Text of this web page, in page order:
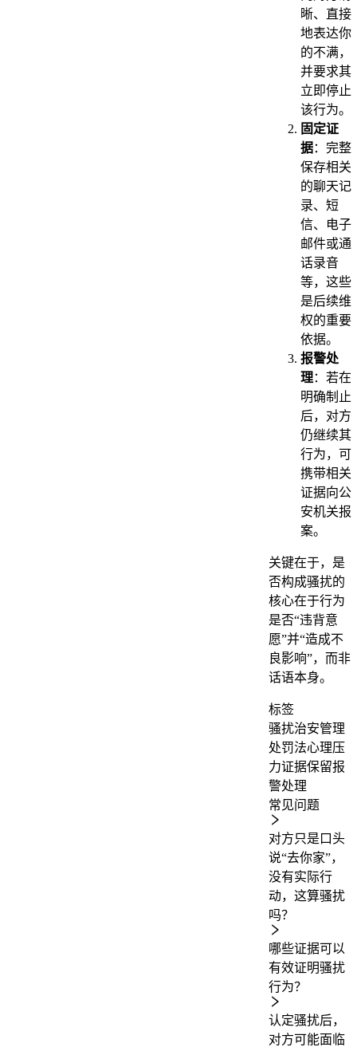
晰、直接
地表达你
的不满，
并要求其
立即停止
该行为。
固定证
据：完整
保存相关
的聊天记
录、短
信、电子
邮件或通
话录音
等，这些
是后续维
权的重要
依据。
报警处
理：若在
明确制止
后，对方
仍继续其
行为，可
携带相关
证据向公
安机关报
案。
关键在于，是
否构成骚扰的
核心在于行为
是否“违背意
愿”并“造成不
良影响”，而非
话语本身。
标签
骚扰治安管理
处罚法心理压
力证据保留报
警处理
常见问题
对方只是口头
说“去你家”，
没有实际行
动，这算骚扰
吗？
哪些证据可以
有效证明骚扰
行为？
认定骚扰后，
对方可能面临